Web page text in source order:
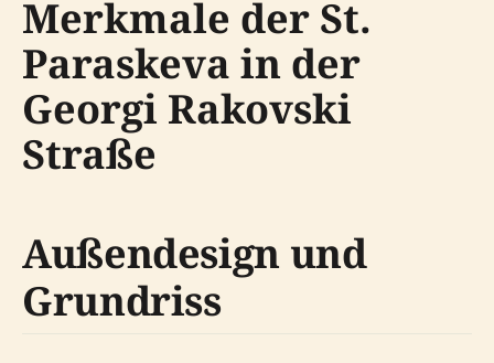
Merkmale der St.
Paraskeva in der
Georgi Rakovski
Straße
Außendesign und
Grundriss